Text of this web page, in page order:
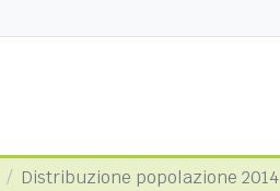
Distribuzione popolazione 2014